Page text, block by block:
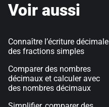
Voir aussi
Connaître l’écriture décimale
des fractions simples
Comparer des nombres
décimaux et calculer avec
des nombres décimaux